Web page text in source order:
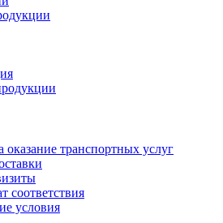
оказание транспортных услуг
соответствия
условия